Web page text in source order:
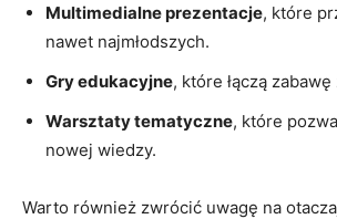
Multimedialne prezentacje, ⁢które
nawet⁣ najmłodszych.
Gry ⁢edukacyjne, które łączą zabawę‍
Warsztaty tematyczne, ‌które
nowej wiedzy.
Warto również ​zwrócić uwagę na